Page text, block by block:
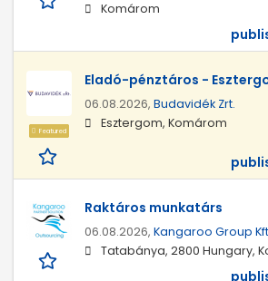
Komárom
Featured
Eladó-pénztáros -
06.08.2026, Budavidék Zrt.
Esztergom, Komárom
Raktáros munkatárs
06.08.2026, Kangaroo Group Kft
Tatabánya, 2800 Hungary,